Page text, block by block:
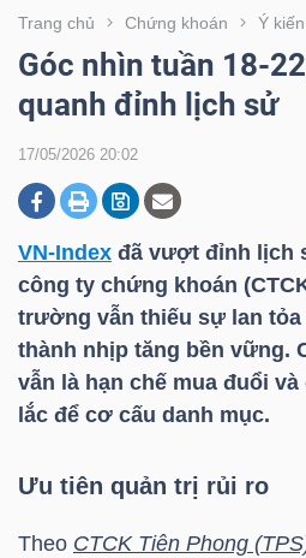
Trang chủ Chứng khoán Ý
Góc nhìn tuần 18-
quanh đỉnh lịch sử
17/05/2026 20:02
VN-Index đã vượt đỉnh lịch
công ty chứng khoán
trường vẫn thiếu sự lan tỏa
thành nhịp tăng bền vững.
vẫn là hạn chế mua đuổi
lắc để cơ cấu danh mục.
Ưu tiên quản trị rủi ro
Theo CTCK Tiên Phong
CHỨNG
DOANH
NGHIỆP
BẤT